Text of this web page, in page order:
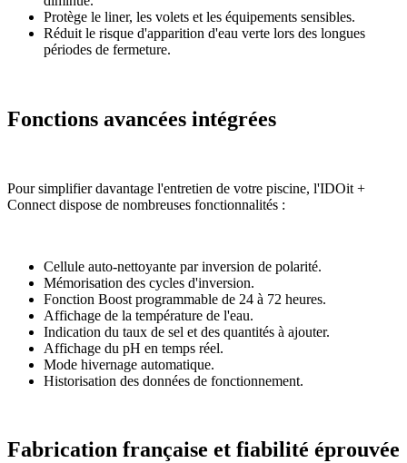
Protège le liner, les volets et les équipements sensibles.
Réduit le risque d'apparition d'eau verte lors des longues
périodes de fermeture.
Fonctions avancées intégrées
Pour simplifier davantage l'entretien de votre piscine, l'IDOit +
Connect dispose de nombreuses fonctionnalités :
Cellule auto-nettoyante par inversion de polarité.
Mémorisation des cycles d'inversion.
Fonction Boost programmable de 24 à 72 heures.
Affichage de la température de l'eau.
Indication du taux de sel et des quantités à ajouter.
Affichage du pH en temps réel.
Mode hivernage automatique.
Historisation des données de fonctionnement.
Fabrication française et fiabilité éprouvée